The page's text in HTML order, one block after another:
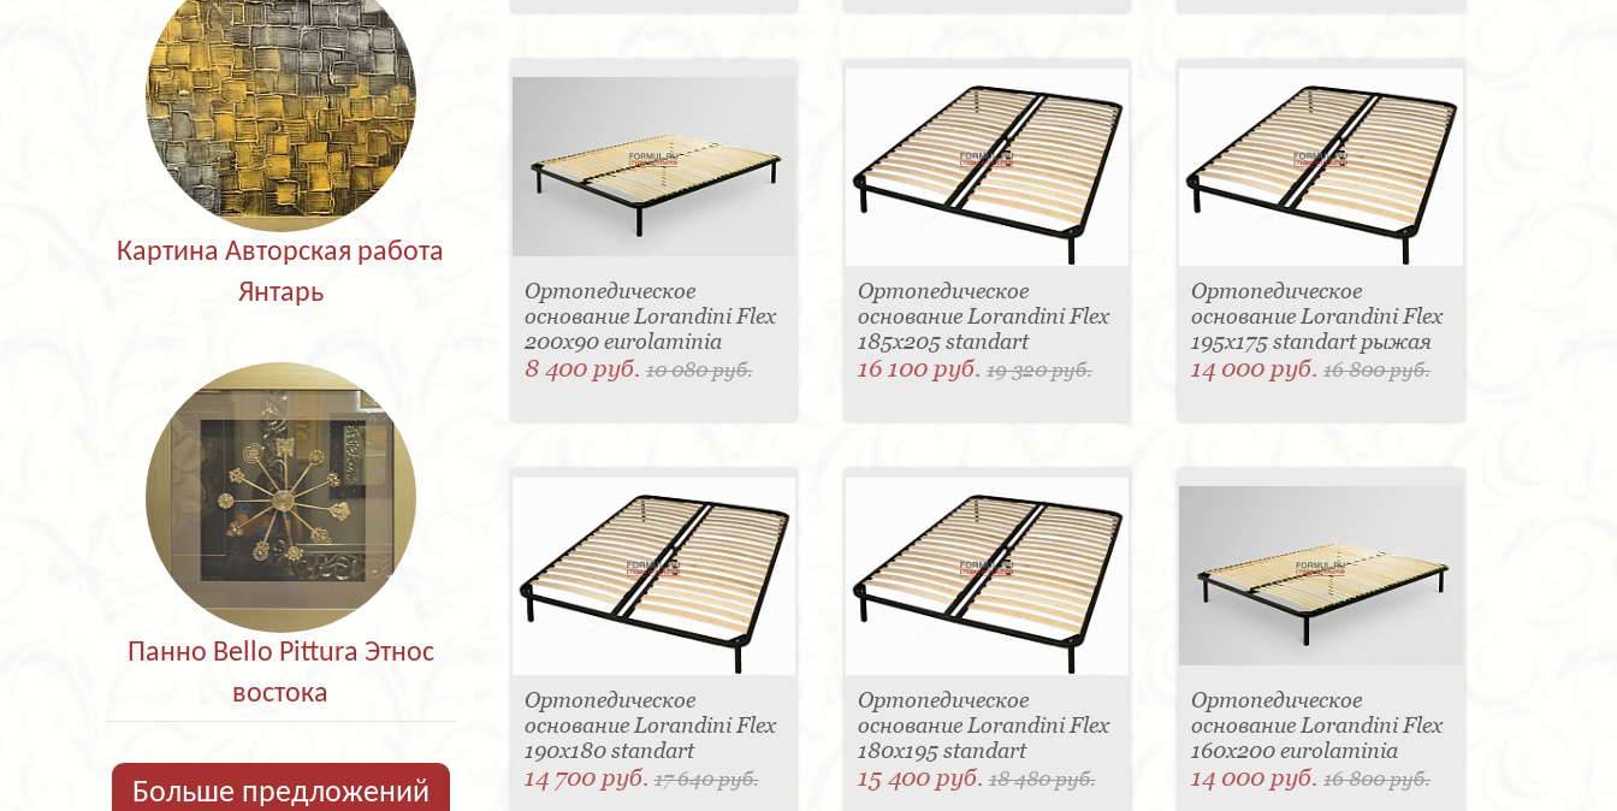
Картина Авторская работа
Янтарь
Панно Bello Pittura Этнос
востока
Больше предложений
Ортопедическое
основание Lorandini Flex
200x90 eurolaminia
8 400 руб.10 080 руб.
Ортопедическое
основание Lorandini Flex
185x205 standart
16 100 руб. 19 320 руб.
Ортопедическое
основание Lorandini Flex
195x175 standart рыжая
14 000 руб.16 800 руб.
Ортопедическое
основание Lorandini Flex
190x180 standart
14 700 руб.17 640 руб.
Ортопедическое
основание Lorandini Flex
180x195 standart
15 400 руб. 18 480 руб.
Ортопедическое
основание Lorandini Flex
160x200 eurolaminia
14 000 руб.16 800 руб.